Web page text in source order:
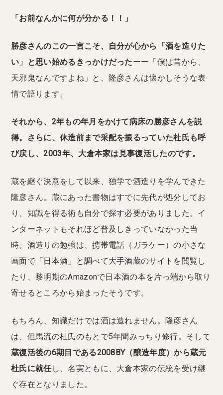
「お前なんかに何が分かる！！」
勝彦さんのこの一言こそ、自分が心から「酒を造りた
い」と思い始めるきっかけだったーー「僕は昔から、
天邪鬼なんですよね」と、隆彦さんは懐かしそうな表
情で語ります。
それから、2年もの年月をかけて病床の勝彦さんを説
得。さらに、休造前まで采配を振るっていた杜氏も呼
び戻し、2003年、大倉本家は見事復活したのです。
蔵を継ぐ決意をして以来、独学で酒造りを学んできた
隆彦さん。蔵にあった書物はすでに先代が処分してお
り、知識を得る術も自分で探す必要がありました。イ
ンターネットもそれほど普及しきっていなかった当
時。酒造りの勉強は、携帯電話（ガラケー）の小さな
画面で「日本酒」と調べて大手酒蔵のサイトを閲覧し
たり、黎明期のAmazonで日本酒の本を片っ端から取り
寄せるところから始まったそうです。
もちろん、知識だけでは酒は造れません。隆彦さん
は、但馬流の杜氏のもとで5年間みっちり修行。そして
蔵復活後の6期目である2008BY（醸造年度）から蔵元
杜氏に就任し、名実ともに、大倉本家の伝統を受け継
ぐ存在となりました。